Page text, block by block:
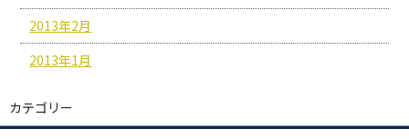
2013年2月
2013年1月
カテゴリー